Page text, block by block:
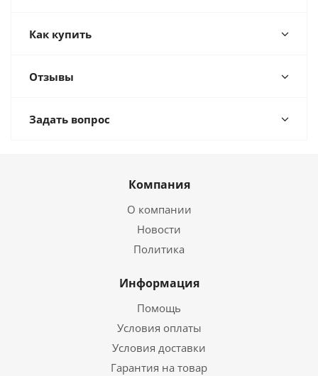
Как купить
Отзывы
Задать вопрос
Компания
О компании
Новости
Политика
Информация
Помощь
Условия оплаты
Условия доставки
Гарантия на товар